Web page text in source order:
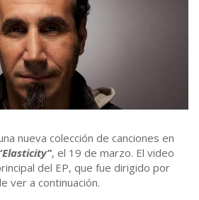
nueva colección de canciones en
, el 19 de marzo. El video
del EP, que fue dirigido por
ver a continuación.